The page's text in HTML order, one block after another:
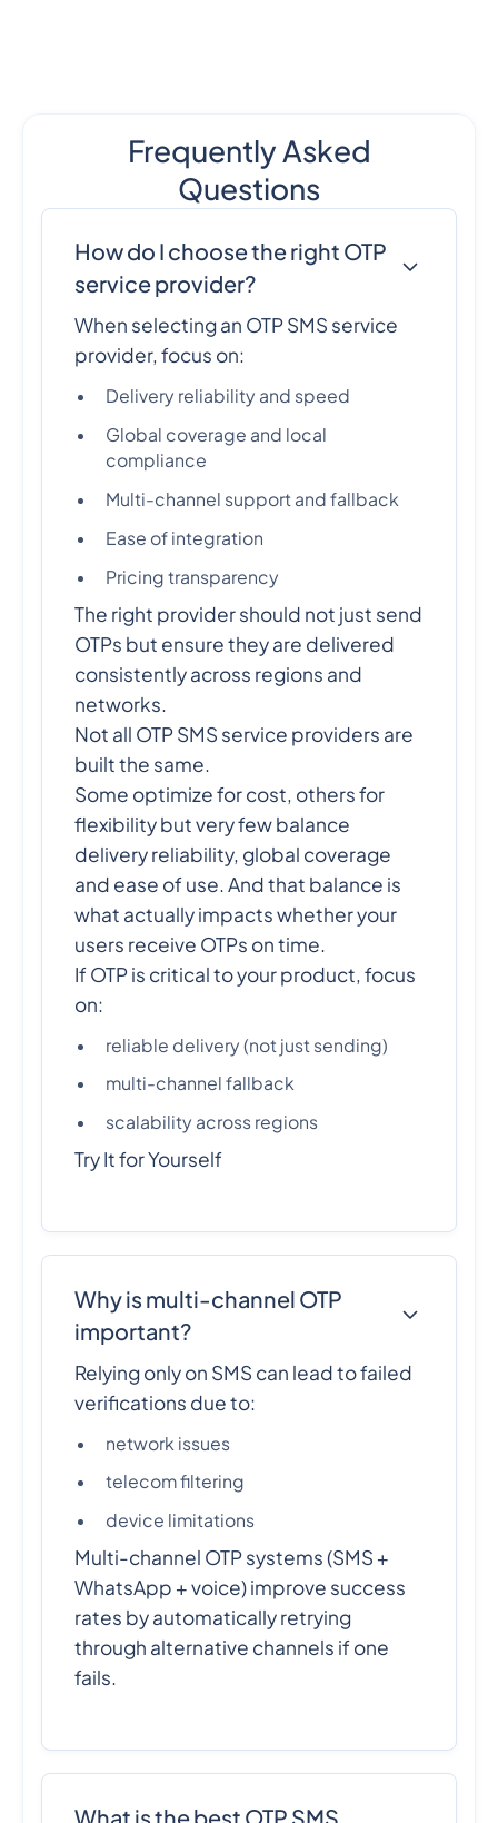
Frequently Asked
Questions
How do I choose the right OTP
service provider?
When selecting an OTP SMS service
provider, focus on:
Delivery reliability and speed
Global coverage and local
compliance
Multi-channel support and fallback
Ease of integration
Pricing transparency
The right provider should not just send
OTPs but ensure they are delivered
consistently across regions and
networks.
Not all OTP SMS service providers are
built the same.
Some optimize for cost, others for
flexibility but very few balance
delivery reliability, global coverage
and ease of use. And that balance is
what actually impacts whether your
users receive OTPs on time.
If OTP is critical to your product, focus
on:
reliable delivery (not just sending)
multi-channel fallback
scalability across regions
Try It for Yourself
Why is multi-channel OTP
important?
Relying only on SMS can lead to failed
verifications due to:
network issues
telecom filtering
device limitations
Multi-channel OTP systems (SMS +
WhatsApp + voice) improve success
rates by automatically retrying
through alternative channels if one
fails.
What is the best OTP SMS